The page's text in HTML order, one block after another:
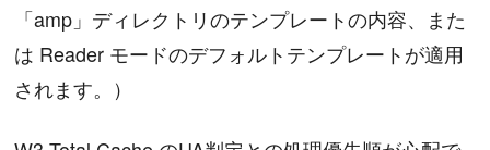
「amp」ディレクトリのテンプレートの内容、また
は Reader モードのデフォルトテンプレートが適用
されます。）